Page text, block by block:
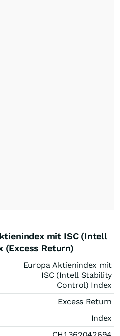
mit ISC (Intell
Return)
Europa Aktienindex mit
ISC (Intell Stability
Control) Index
Excess Return
Index